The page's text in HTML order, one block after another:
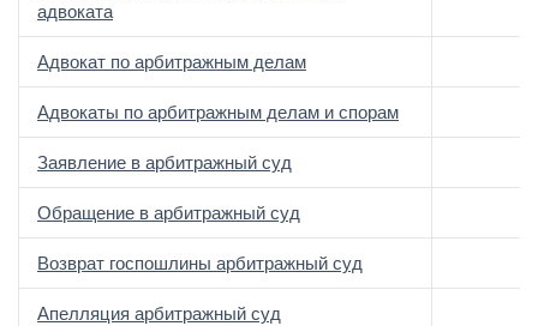
адвоката
Адвокат по арбитражным делам
Адвокаты по арбитражным делам и спорам
Заявление в арбитражный суд
Обращение в арбитражный суд
Возврат госпошлины арбитражный суд
Апелляция арбитражный суд